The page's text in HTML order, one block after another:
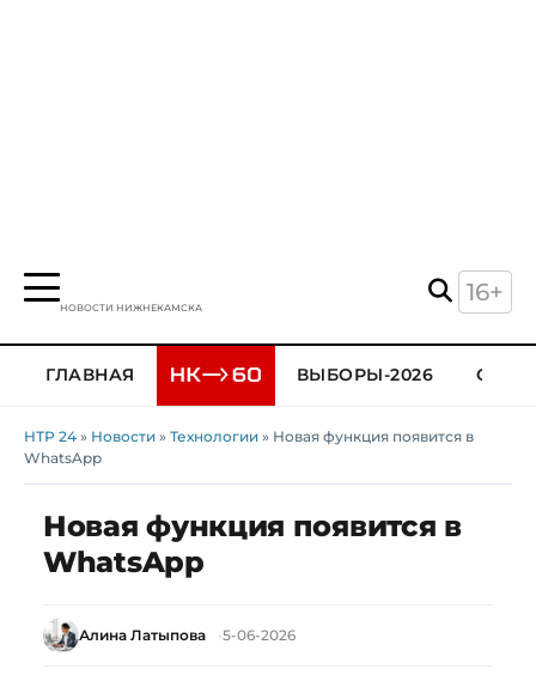
НОВОСТИ НИЖНЕКАМСКА
16+
ГЛАВНАЯ ВЫБОРЫ-2026
НТР 24 » Новости » Технологии » Новая функция появится в
WhatsApp
Новая функция появится в
WhatsApp
Алина Латыпова 5-06-2026